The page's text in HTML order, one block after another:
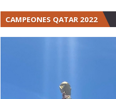
CAMPEONES QATAR 2022